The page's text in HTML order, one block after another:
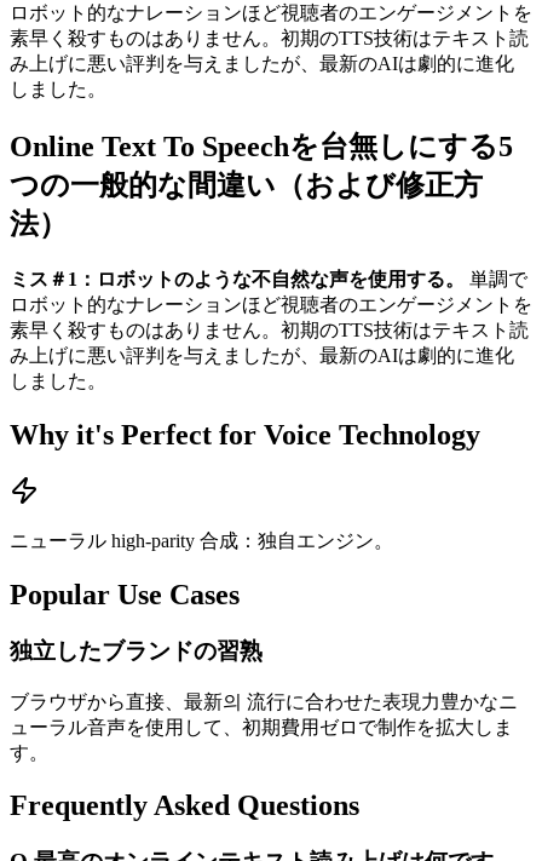
ロボット的なナレーションほど視聴者のエンゲージメントを
素早く殺すものはありません。初期のTTS技術はテキスト読
み上げに悪い評判を与えましたが、最新のAIは劇的に進化
しました。
Online Text To Speechを台無しにする5
つの一般的な間違い（および修正方
法）
ミス＃1：ロボットのような不自然な声を使用する。
単調で
ロボット的なナレーションほど視聴者のエンゲージメントを
素早く殺すものはありません。初期のTTS技術はテキスト読
み上げに悪い評判を与えましたが、最新のAIは劇的に進化
しました。
Why it's Perfect for Voice Technology
ニューラル high-parity 合成：独自エンジン。
Popular Use Cases
独立したブランドの習熟
ブラウザから直接、最新의 流行に合わせた表現力豊かなニ
ューラル音声を使用して、初期費用ゼロで制作を拡大しま
す。
Frequently Asked Questions